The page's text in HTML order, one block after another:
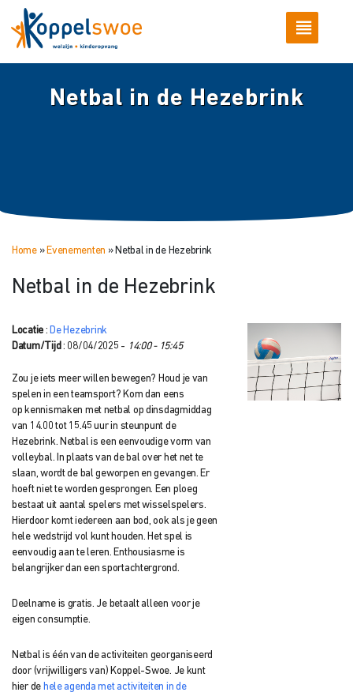
Netbal in de Hezebrink
Home» Evenementen » Netbal in de Hezebrink
Netbal in de Hezebrink
Locatie : De Hezebrink
Datum/Tijd : 08/04/2025 - 14:00 - 15:45
Zou je iets meer willen bewegen? Houd je van
spelen in een teamsport? Kom dan eens
op kennismaken met netbal op dinsdagmiddag
van 14.00 tot 15.45 uur in steunpunt de
Hezebrink. Netbal is een eenvoudige vorm van
volleybal. I n plaats van de bal over het net te
slaan, wordt de bal geworpen en gevangen. Er
hoeftniet te worden gesprongen. Een ploeg
bestaat uit aantal spelers met wisselspelers.
Hierdoor komt iedereen aan bod, ook als je geen
hele wedstrijd vol kunt houden. Het spel is
eenvoudig aan te leren. Enthousiasme is
belangrijker dan een sportachtergrond.
Deelname is gratis. Je betaalt alleen voor je
eigen consumptie.
Netbal is één van de activiteiten georganiseerd
door (vrijwilligers van) Koppel-Swoe. Je kunt
hier de hele agenda met activiteiten in de